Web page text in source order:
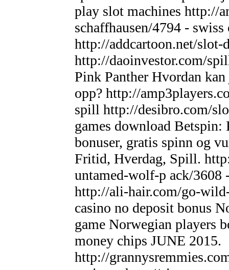
play slot machines http://
schaffhausen/4794 - swiss
http://addcartoon.net/
http://daoinvestor.com/
Pink Panther Hvordan
opp? http://
spill http://desibro.com/
games download
bonuser, gratis spinn og
Fritid, Hverdag, Spill.
untamed-wolf-p ack/3608
http://ali-hair.com/go-
casino no deposit bonus
game Norwegian players
money chips JUNE 2015.
http://